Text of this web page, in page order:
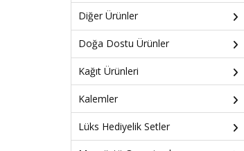
Diğer Ürünler
Doğa Dostu Ürünler
Kağıt Ürünleri
Kalemler
Lüks Hediyelik Setler